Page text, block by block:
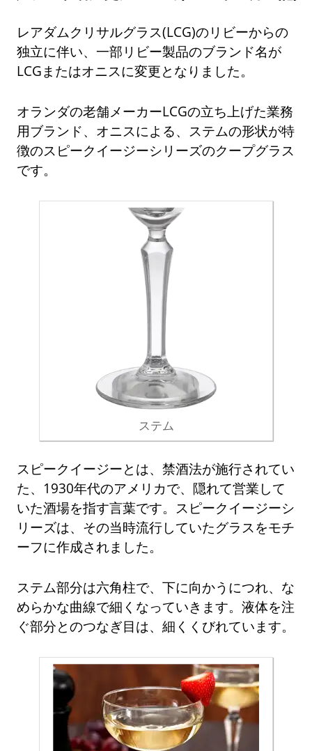
レアダムクリサルグラス(LCG)のリビーからの
独立に伴い、一部リビー製品のブランド名が
LCGまたはオニスに変更となりました。
オランダの老舗メーカーLCGの立ち上げた業務
用ブランド、オニスによる、ステムの形状が特
徴のスピークイージーシリーズのクープグラス
です。
ステム
スピークイージーとは、禁酒法が施行されてい
た、1930年代のアメリカで、隠れて営業して
いた酒場を指す言葉です。スピークイージーシ
リーズは、その当時流行していたグラスをモチ
ーフに作成されました。
ステム部分は六角柱で、下に向かうにつれ、な
めらかな曲線で細くなっていきます。液体を注
ぐ部分とのつなぎ目は、細くくびれています。